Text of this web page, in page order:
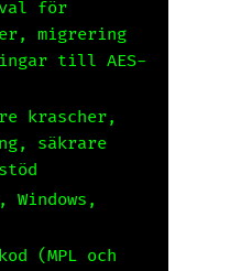
för
migrering
till AES-
krascher,
säkrare
Windows,
(MPL och